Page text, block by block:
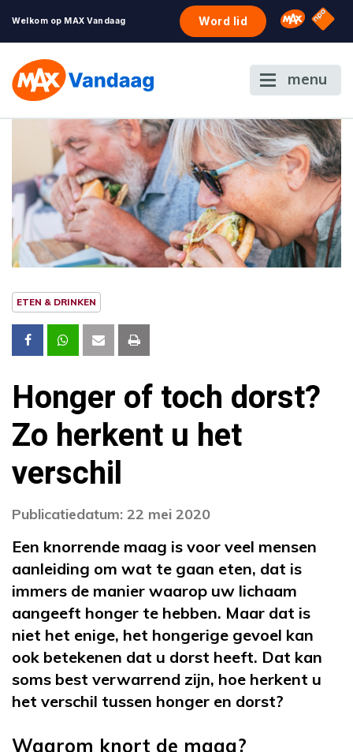
Welkom op MAX Vandaag Word lid Omroep
NPO
menu
ETEN & DRINKEN
Honger of toch dorst?
Zo herkent u het
verschil
Publicatiedatum: 22 mei 2020
Een knorrende maag is voor veel mensen
aanleiding om wat te gaan eten, dat is
immers de manier waarop uw lichaam
aangeeft honger te hebben. Maar dat is
niet het enige, het hongerige gevoel kan
ook betekenen dat u dorst heeft. Dat kan
soms best verwarrend zijn, hoe herkent u
het verschil tussen honger en dorst?
Waarom knort de maag?